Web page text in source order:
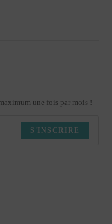
une fois par mois !
S'INSCRIRE